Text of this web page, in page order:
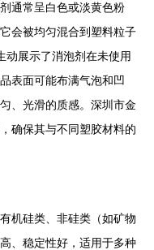
通常呈白色或淡黄色粉
会被均匀混合到塑料粒子
动展示了消泡剂在未使用
表面可能布满气泡和凹
、光滑的质感。深圳市金
确保其与不同塑胶材料的
机硅类、非硅类（如矿物
、稳定性好，适用于多种